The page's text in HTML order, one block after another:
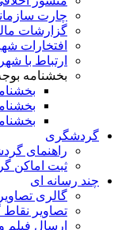
چارت
گزارشات
افتخارات
ارتباط با
بخشنامه
بخشنامه بوجه
بخشنامه بوجه
بخشنامه بوجه
گردشگری
راهنمای
ثبت اماکن
چند رسانه ای
گالری
تصاویر
ارسال فیلم